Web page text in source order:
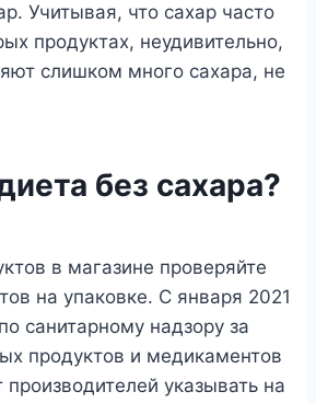
Учитывая, что сахар часто
продуктах, неудивительно,
слишком много сахара, не
без сахара?
в магазине проверяйте
на упаковке. С января 2021
санитарному надзору за
продуктов и медикаментов
указывать на